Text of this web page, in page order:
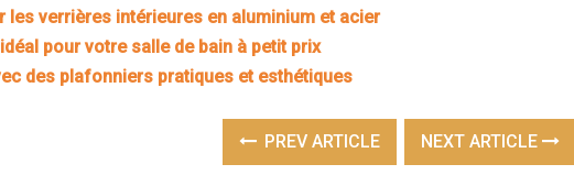
les verrières intérieures en aluminium et acier
pour votre salle de bain à petit prix
des plafonniers pratiques et esthétiques
PREV ARTICLE NEXT ARTICLE